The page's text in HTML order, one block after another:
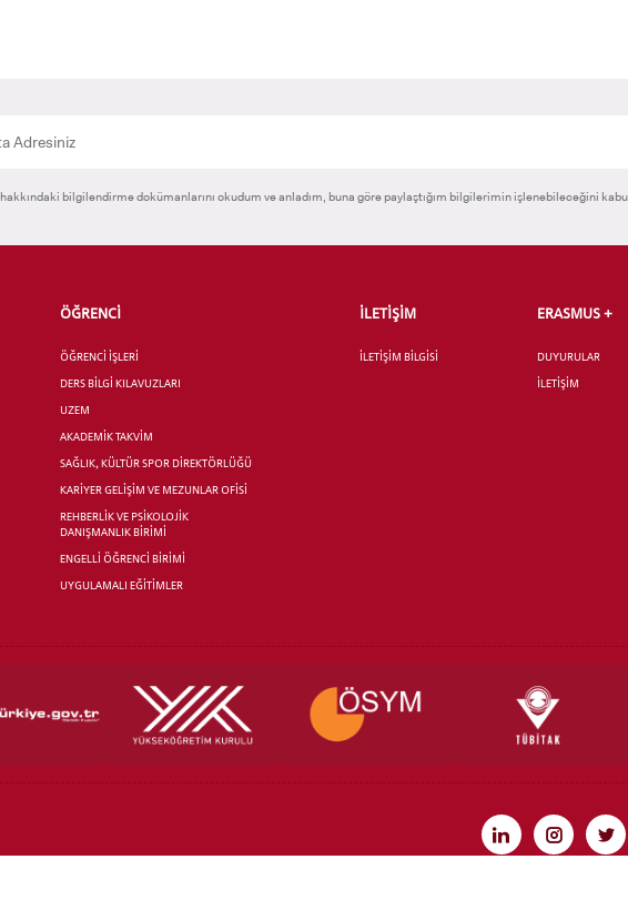
hakkındaki bilgilendirme dokümanlarını okudum ve anladım, buna göre paylaştığım bilgilerimin işlenebileceğini
ÖĞRENCİ
ÖĞRENCİ İŞLERİ
DERS BİLGİ KILAVUZLARI
UZEM
AKADEMİK TAKVİM
SAĞLIK, KÜLTÜR SPOR DİREKTÖRLÜĞÜ
KARİYER GELİŞİM VE MEZUNLAR OFİSİ
REHBERLİK VE PSİKOLOJİK
DANIŞMANLIK BİRİMİ
ENGELLİ ÖĞRENCİ BİRİMİ
UYGULAMALI EĞİTİMLER
İLETİŞİM
İLETİŞİM BİLGİSİ
ERASMUS +
DUYURULAR
İLETİŞİM